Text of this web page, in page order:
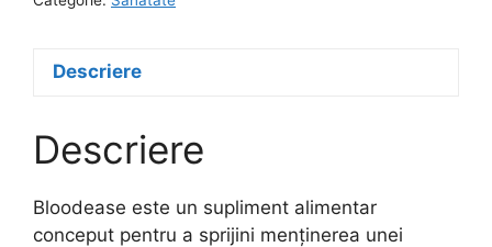
Descriere
Descriere
Bloodease este un supliment alimentar
conceput pentru a sprijini menținerea unei